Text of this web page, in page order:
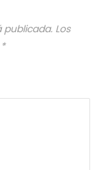
publicada. Los
*